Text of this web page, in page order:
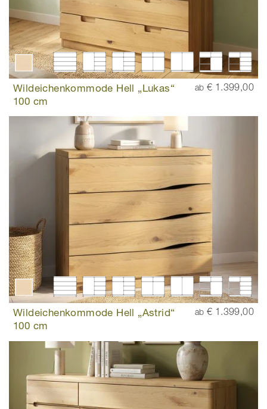
Wildeichenkommode Hell „Lukas“
100 cm
ab € 1.399,00
Wildeichenkommode Hell „Astrid“
100 cm
ab € 1.399,00